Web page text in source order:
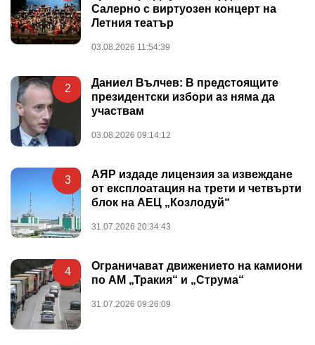
Салерно с виртуозен концерт на
Летния театър
03.08.2026 11:54:39
2
Даниел Вълчев: В предстоящите
президентски избори аз няма да
участвам
03.08.2026 09:14:12
3
АЯР издаде лицензия за извеждане
от експлоатация на трети и четвърти
блок на АЕЦ „Козлодуй“
31.07.2026 20:34:43
4
Ограничават движението на камиони
по АМ „Тракия“ и „Струма“
31.07.2026 09:26:09